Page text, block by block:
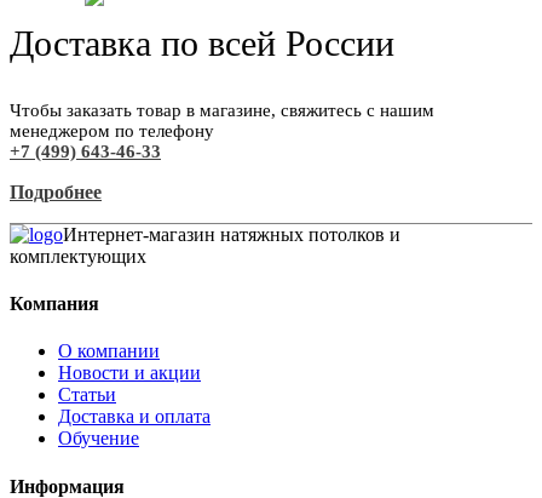
Доставка по всей России
Чтобы заказать товар в магазине, свяжитесь с нашим
менеджером по телефону
+7 (499) 643-46-33
Подробнее
Интернет-магазин натяжных потолков и
комплектующих
Компания
О компании
Новости и акции
Статьи
Доставка и оплата
Обучение
Информация